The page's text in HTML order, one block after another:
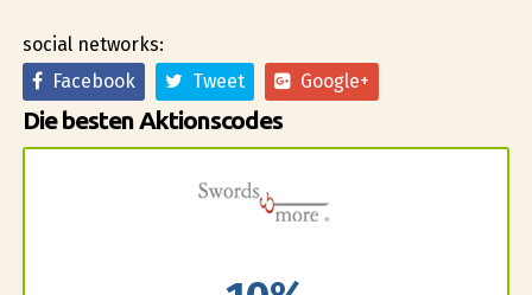
social networks:
Facebook
Tweet Google+
Die besten Aktionscodes